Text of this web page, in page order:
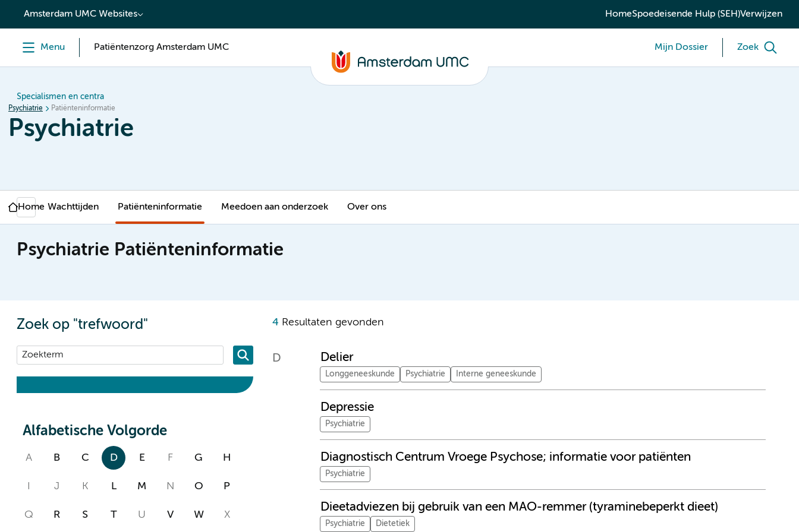
content
Amsterdam UMC Websites HomeSpoedeisende Hulp (SEH)Verwijzen
Menu Patiëntenzorg Amsterdam UMC Mijn Dossier Zoek
Specialismen en centra
Psychiatrie Patiënteninformatie
Psychiatrie
Home Wachttijden Patiënteninformatie Meedoen aan onderzoek Over ons
Psychiatrie Patiënteninformatie
Zoek op "trefwoord"
Alfabetische Volgorde
A B C D E F G H
J K L M N O P
Q R S T U V W X
4 Resultaten gevonden
D Delier
Longgeneeskunde Psychiatrie Interne geneeskunde
Depressie
Psychiatrie
Diagnostisch Centrum Vroege Psychose; informatie voor patiënten
Psychiatrie
Dieetadviezen bij gebruik van een MAO-remmer (tyraminebeperkt dieet)
Psychiatrie Dietetiek